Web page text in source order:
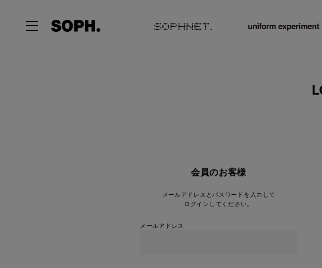
会員のお客様
メールアドレスとパスワードを入力して
ログインしてください。
メールアドレス